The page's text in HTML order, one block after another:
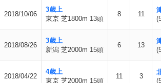
2018/10/06
3歳上
東京 芝1800m 13頭
8 11
2018/08/26
3歳上
新潟 芝2000m 15頭
6 13
2018/04/22
4歳上
東京 芝2000m 15頭
11 3